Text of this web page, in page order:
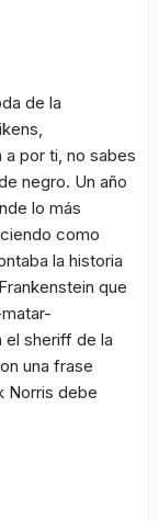
de la
por ti, no sabes
negro. Un año
lo más
como
la historia
que
el sheriff de la
una frase
Norris debe